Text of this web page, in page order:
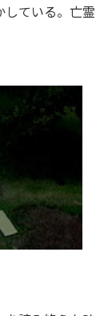
ている。亡霊